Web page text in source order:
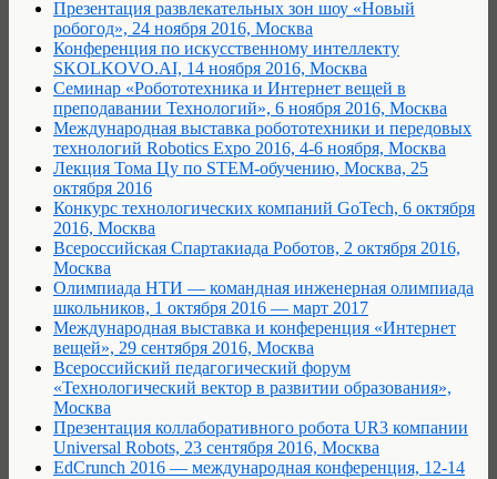
Презентация развлекательных зон шоу «Новый
робогод», 24 ноября 2016, Москва
Конференция по искусственному интеллекту
SKOLKOVO.AI, 14 ноября 2016, Москва
Семинар «Робототехника и Интернет вещей в
преподавании Технологий», 6 ноября 2016, Москва
Международная выставка робототехники и передовых
технологий Robotics Expo 2016, 4-6 ноября, Москва
Лекция Тома Цу по STEM-обучению, Москва, 25
октября 2016
Конкурс технологических компаний GoTech, 6 октября
2016, Москва
Всероссийская Спартакиада Роботов, 2 октября 2016,
Москва
Олимпиада НТИ — командная инженерная олимпиада
школьников, 1 октября 2016 — март 2017
Международная выставка и конференция «Интернет
вещей», 29 сентября 2016, Москва
Всероссийский педагогический форум
«Технологический вектор в развитии образования»,
Москва
Презентация коллаборативного робота UR3 компании
Universal Robots, 23 сентября 2016, Москва
EdCrunch 2016 — международная конференция, 12-14